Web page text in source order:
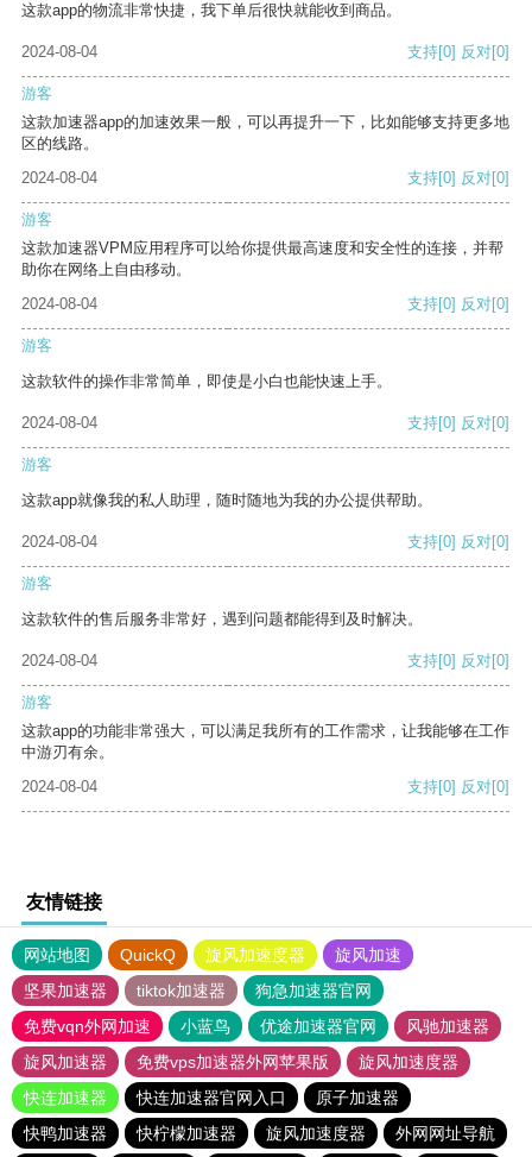
这款app的物流非常快捷，我下单后很快就能收到商品。
2024-08-04 支持[0] 反对[0]
游客
这款加速器app的加速效果一般，可以再提升一下，比如能够支持更多地
区的线路。
2024-08-04
支持[0] 反对[0]
游客
这款加速器VPM应用程序可以给你提供最高速度和安全性的连接，并帮
助你在网络上自由移动。
2024-08-04
支持[0] 反对[0]
游客
这款软件的操作非常简单，即使是小白也能快速上手。
2024-08-04 支持[0] 反对[0]
游客
这款app就像我的私人助理，随时随地为我的办公提供帮助。
2024-08-04 支持[0] 反对[0]
游客
这款软件的售后服务非常好，遇到问题都能得到及时解决。
2024-08-04 支持[0] 反对[0]
游客
这款app的功能非常强大，可以满足我所有的工作需求，让我能够在工作
中游刃有余。
2024-08-04
支持[0] 反对[0]
友情链接
网站地图 QuickQ 旋风加速度器
旋风加速
坚果加速器
tiktok加速器
狗急加速器官网
免费vqn外网加速
小蓝鸟 优途加速器官网
风驰加速器
旋风加速器
免费vps加速器外网苹果版
旋风加速度器
快连加速器
快连加速器官网入口
原子加速器
快鸭加速器
快柠檬加速器 旋风加速度器 外网网址导航